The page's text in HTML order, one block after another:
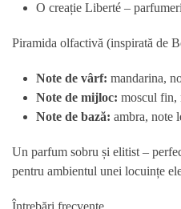
O creație Liberté –
Piramida olfactivă (inspirată de
Note de vârf: mandarina,
Note de mijloc: moscul fin,
Note de bază: ambra, note
Un parfum sobru și elitist –
pentru ambientul unei locuințe
Întrebări frecvente